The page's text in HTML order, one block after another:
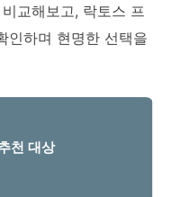
교해보고, 락토스 프
인하며 현명한 선택을
천 대상